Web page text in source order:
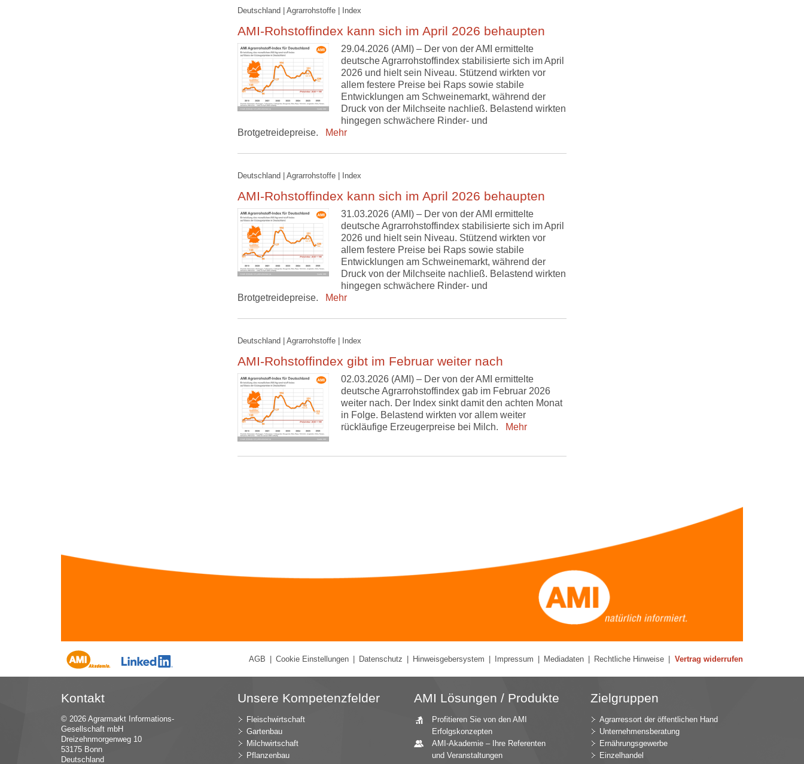
Deutschland | Agrarrohstoffe | Index
AMI-Rohstoffindex kann sich im April 2026 behaupten
29.04.2026 (AMI) – Der von der AMI ermittelte
deutsche Agrarrohstoffindex stabilisierte sich im April
2026 und hielt sein Niveau. Stützend wirkten vor
allem festere Preise bei Raps sowie stabile
Entwicklungen am Schweinemarkt, während der
Druck von der Milchseite nachließ. Belastend wirkten
hingegen schwächere Rinder- und
Brotgetreidepreise.
Mehr
Deutschland | Agrarrohstoffe | Index
AMI-Rohstoffindex kann sich im April 2026 behaupten
31.03.2026 (AMI) – Der von der AMI ermittelte
deutsche Agrarrohstoffindex stabilisierte sich im April
2026 und hielt sein Niveau. Stützend wirkten vor
allem festere Preise bei Raps sowie stabile
Entwicklungen am Schweinemarkt, während der
Druck von der Milchseite nachließ. Belastend wirkten
hingegen schwächere Rinder- und
Brotgetreidepreise.
Mehr
Deutschland | Agrarrohstoffe | Index
AMI-Rohstoffindex gibt im Februar weiter nach
02.03.2026 (AMI) – Der von der AMI ermittelte
deutsche Agrarrohstoffindex gab im Februar 2026
weiter nach. Der Index sinkt damit den achten Monat
in Folge. Belastend wirkten vor allem weiter
rückläufige Erzeugerpreise bei Milch.
Mehr
AGB Cookie Einstellungen Datenschutz Hinweisgebersystem Impressum Mediadaten Rechtliche Hinweise Vertrag widerrufen
Kontakt
© 2026 Agrarmarkt Informations-
Gesellschaft mbH
Dreizehnmorgenweg 10
53175 Bonn
Deutschland
Unsere Kompetenzfelder
Fleischwirtschaft
Gartenbau
Milchwirtschaft
Pflanzenbau
AMI Lösungen / Produkte
Profitieren Sie von den AMI
Erfolgskonzepten
AMI-Akademie – Ihre Referenten
und Veranstaltungen
Zielgruppen
Agrarressort der öffentlichen Hand
Unternehmensberatung
Ernährungsgewerbe
Einzelhandel